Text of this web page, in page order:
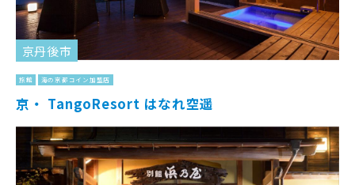
京丹後市
旅館 海の京都コイン加盟店
京・ TangoResort はなれ空遥